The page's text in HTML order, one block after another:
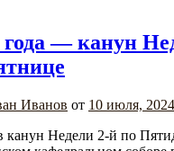
года — канун
Иванов от 10 июля, 2024
канун Недели 2-й по